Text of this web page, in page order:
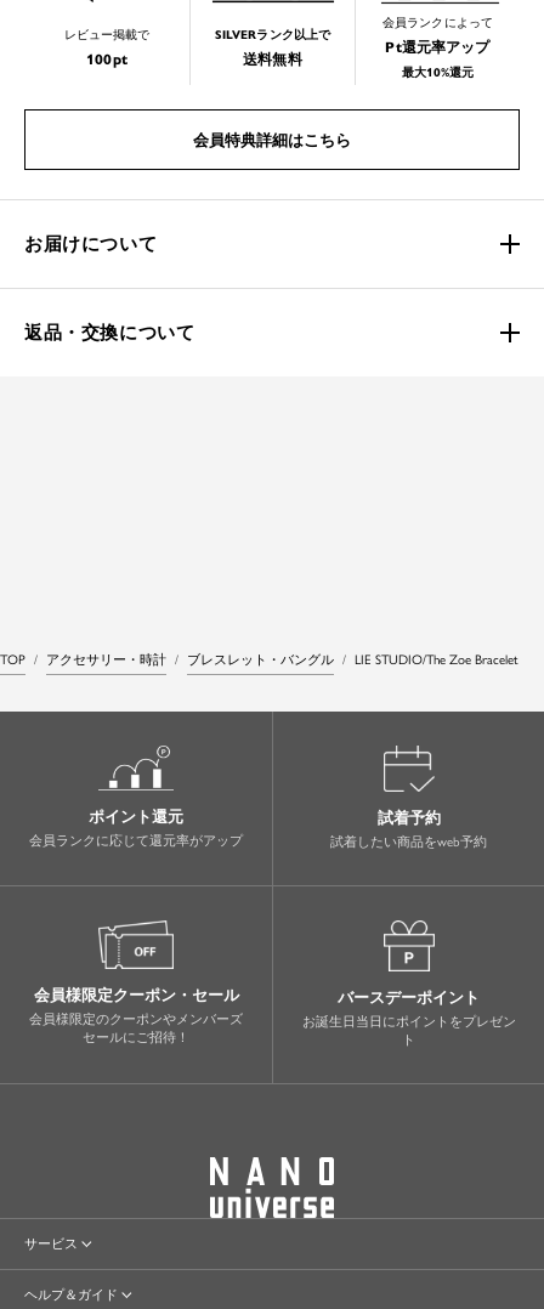
レビュー掲載で
100pt
SILVERランク以上で
送料無料
会員ランクによって
Pt還元率アップ
最大10%還元
会員特典詳細はこちら
お届けについて
返品・交換について
TOP アクセサリー・時計 ブレスレット・バングル LIE STUDIO/The Zoe Bracelet
ポイント還元
会員ランクに応じて還元率がアップ
試着予約
試着したい商品をweb予約
会員様限定クーポン・セール
会員様限定のクーポンやメンバーズ
セールにご招待！
バースデーポイント
お誕生日当日にポイントをプレゼン
ト
サービス
ヘルプ＆ガイド